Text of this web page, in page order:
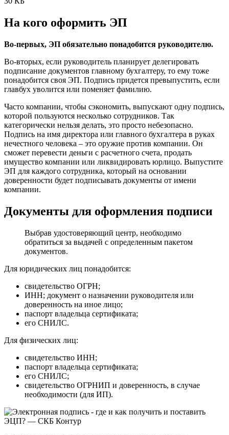
На кого оформить ЭП
Во-первых, ЭП обязательно понадобится руководителю.
Во-вторых, если руководитель планирует делегировать
подписание документов главному бухгалтеру, то ему тоже
понадобится своя ЭП. Подпись придется превыпустить, если
главбух уволится или поменяет фамилию.
Часто компании, чтобы сэкономить, выпускают одну подпись,
которой пользуются несколько сотрудников. Так
категорически нельзя делать, это просто небезопасно.
Подпись на имя директора или главного бухгалтера в руках
нечестного человека – это оружие против компании. Он
сможет перевести деньги с расчетного счета, продать
имущество компании или ликвидировать юрлицо. Выпустите
ЭП для каждого сотрудника, который на основании
доверенности будет подписывать документы от имени
компании.
Документы для оформления подписи
Выбрав удостоверяющий центр, необходимо
обратиться за выдачей с определенным пакетом
документов.
Для юридических лиц понадобится:
свидетельство ОГРН;
ИНН; документ о назначении руководителя или
доверенность на иное лицо;
паспорт владельца сертификата;
его СНИЛС.
Для физических лиц:
свидетельство ИНН;
паспорт владельца сертификата;
его СНИЛС;
свидетельство ОГРНИП и доверенность, в случае
необходимости (для ИП).